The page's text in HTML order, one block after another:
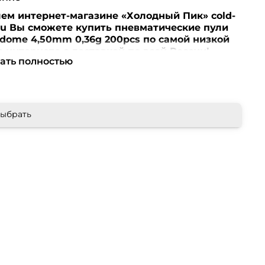
интернет-магазине «Холодный Пик» cold-
Вы сможете купить пневматические пули
4,50mm 0,36g 200pcs по самой низкой
интернете с доставкой по всей России!
«Холодный Пик» cold-peak.ru
полностью